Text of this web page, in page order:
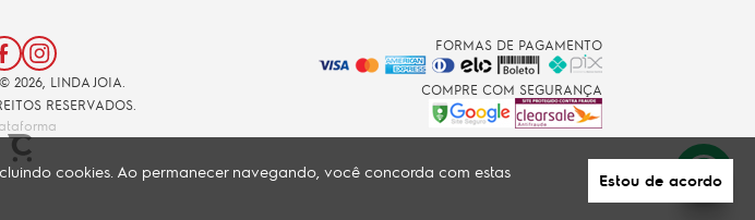
2026, LINDA JOIA.
RESERVADOS.
FORMAS DE PAGAMENTO
COMPRE COM SEGURANÇA
cookies. Ao permanecer navegando, você concorda com estas
Estou de acordo